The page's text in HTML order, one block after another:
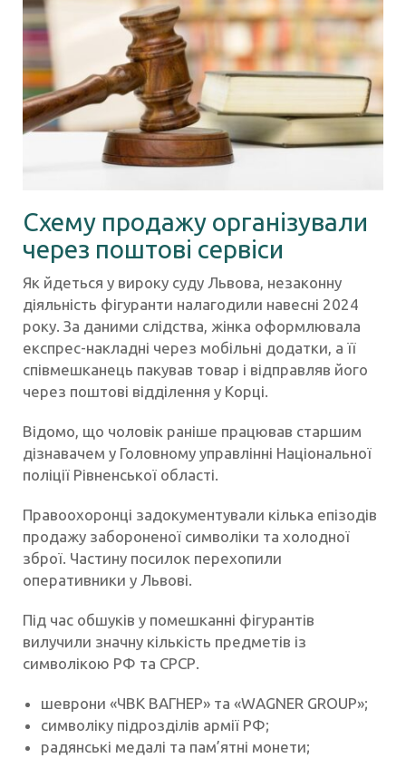
Схему продажу організували
через поштові сервіси
Як йдеться у вироку суду Львова, незаконну
діяльність фігуранти налагодили навесні 2024
року. За даними слідства, жінка оформлювала
експрес-накладні через мобільні додатки, а її
співмешканець пакував товар і відправляв його
через поштові відділення у Корці.
Відомо, що чоловік раніше працював старшим
дізнавачем у Головному управлінні Національної
поліції Рівненської області.
Правоохоронці задокументували кілька епізодів
продажу забороненої символіки та холодної
зброї. Частину посилок перехопили
оперативники у Львові.
Під час обшуків у помешканні фігурантів
вилучили значну кількість предметів із
символікою РФ та СРСР.
шеврони «ЧВК ВАГНЕР» та «WAGNER GROUP»;
символіку підрозділів армії РФ;
радянські медалі та пам’ятні монети;